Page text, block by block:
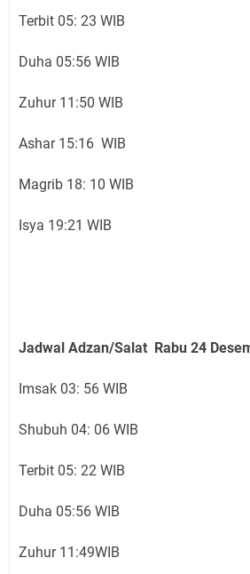
Terbit 05: 23 WIB
Duha 05:56 WIB
Zuhur 11:50 WIB
Ashar 15:16 WIB
Magrib 18: 10 WIB
Isya 19:21 WIB
Jadwal Adzan/Salat Rabu 24
Imsak 03: 56 WIB
Shubuh 04: 06 WIB
Terbit 05: 22 WIB
Duha 05:56 WIB
Zuhur 11:49WIB